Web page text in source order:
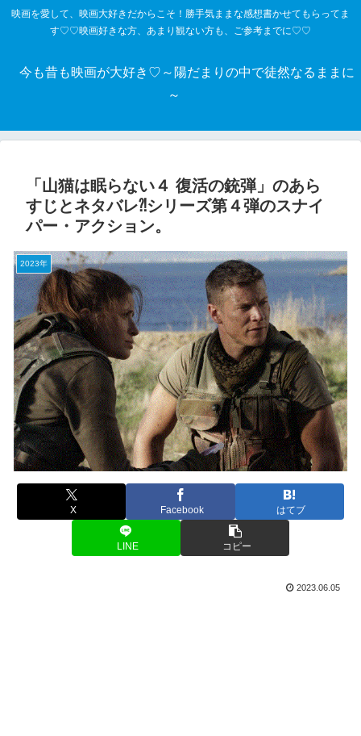
映画を愛して、映画大好きだからこそ！勝手気ままな感想書かせてもらってま
す♡♡映画好きな方、あまり観ない方も、ご参考までに♡♡
今も昔も映画が大好き♡～陽だまりの中で徒然なるままに
～
「山猫は眠らない４ 復活の銃弾」のあら
すじとネタバレ⁈シリーズ第４弾のスナイ
パー・アクション。
2023年
X Facebook はてブ
LINE コピー
2023.06.05